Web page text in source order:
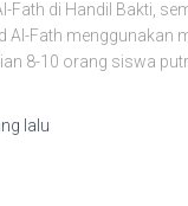
di Handil Bakti,
Fath menggunakan
8-10 orang siswa
lalu